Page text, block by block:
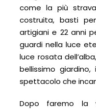
come la più
costruita, basti
artigiani e 22 anni
guardi nella luce
luce rosata
bellissimo
spettacolo che
Dopo faremo la